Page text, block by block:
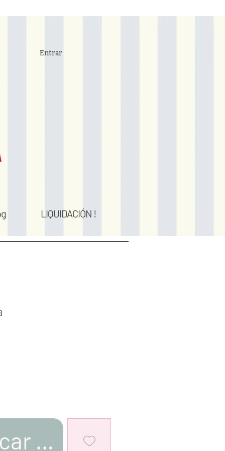
Entrar
LIQUIDACIÓN !
al estar disponible